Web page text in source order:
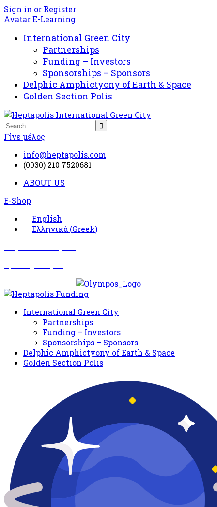
Sign in or Register
Avatar E-Learning
International Green City
Partnerships
Funding – Investors
Sponsorships – Sponsors
Delphic Amphictyony of Earth & Space
Golden Section Polis
Γίνε μέλος
info@heptapolis.com
(0030) 210 7520681
ABOUT US
E-Shop
English
Ελληνικά (Greek)
International Green City
Partnerships
Funding – Investors
Sponsorships – Sponsors
Delphic Amphictyony of Earth & Space
Golden Section Polis